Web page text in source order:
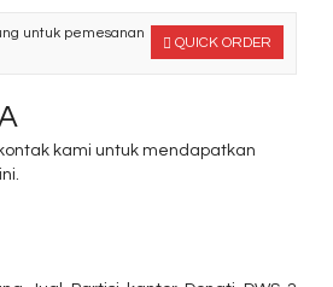
QUICK ORDER
untuk pemesanan
kami untuk mendapatkan